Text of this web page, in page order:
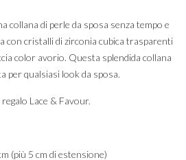
collana di perle da sposa senza tempo e
con cristalli di zirconia cubica trasparenti
color avorio. Questa splendida collana
per qualsiasi look da sposa.
Lace & Favour.
(più 5 cm di estensione)